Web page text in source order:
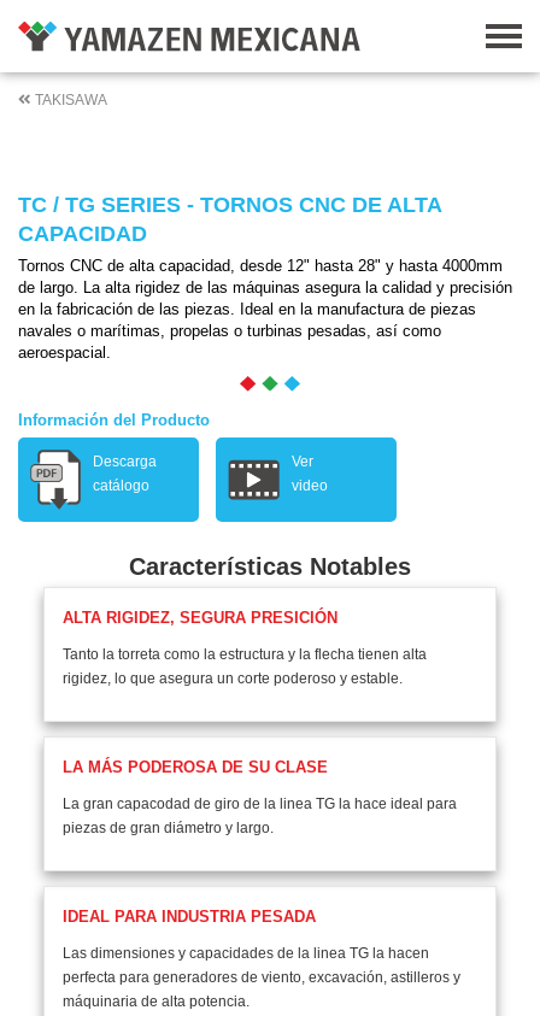
TAKISAWA
TC / TG SERIES - TORNOS CNC DE ALTA
CAPACIDAD
Tornos CNC de alta capacidad, desde 12" hasta 28" y hasta 4000mm
de largo. La alta rigidez de las máquinas asegura la calidad y precisión
en la fabricación de las piezas. Ideal en la manufactura de piezas
navales o marítimas, propelas o turbinas pesadas, así como
aeroespacial.
Información del Producto
Descarga
catálogo
Ver
video
Características Notables
ALTA RIGIDEZ, SEGURA PRESICIÓN
Tanto la torreta como la estructura y la flecha tienen alta
rigidez, lo que asegura un corte poderoso y estable.
LA MÁS PODEROSA DE SU CLASE
La gran capacodad de giro de la linea TG la hace ideal para
piezas de gran diámetro y largo.
IDEAL PARA INDUSTRIA PESADA
Las dimensiones y capacidades de la linea TG la hacen
perfecta para generadores de viento, excavación, astilleros y
máquinaria de alta potencia.